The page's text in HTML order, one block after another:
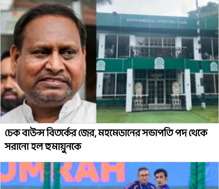
চেক বাউন্স বিতর্কের জের, মহমেডানের সভাপতি পদ থেকে
সরানো হল হুমায়ুনকে